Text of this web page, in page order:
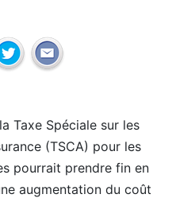
Taxe Spéciale sur les
(TSCA) pour les
pourrait prendre fin en
augmentation du coût